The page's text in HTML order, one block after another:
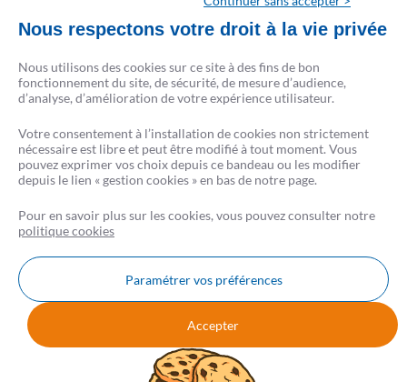
établissements de crédit. Il apporte son concours à la réalisation d’opérations de
La liste complète des partenaires est disponible sur csf.fr.
exigé d’un particulier avant l’obtention d’un ou plusieurs prêts d’argent.
L’emprunteur d’un crédit immobilier dispose d’un délai de réflexion de 10 jours. La
vente est subordonnée à l’obtention du prêt. S’il n’est pas obtenu, le vendeur doit
Nous contacter FAQ AVIS CSF
Mentions légales Données personnelles
Nous respectons votre droit à la vie privée
Nous utilisons des cookies sur ce site à des fins de bon
fonctionnement du site, de sécurité, de mesure d’audience,
d’analyse, d’amélioration de votre expérience utilisateur.
Votre consentement à l’installation de cookies non strictement
nécessaire est libre et peut être modifié à tout moment. Vous
pouvez exprimer vos choix depuis ce bandeau ou les modifier
depuis le lien « gestion cookies » en bas de notre page.
Pour en savoir plus sur les cookies, vous pouvez consulter notre
politique cookies
Paramétrer vos préférences
Accepter